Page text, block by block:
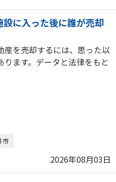
に入った後に誰が売却
産を売却するには、思った以
ります。データと法律をもと
市
2026年08月03日